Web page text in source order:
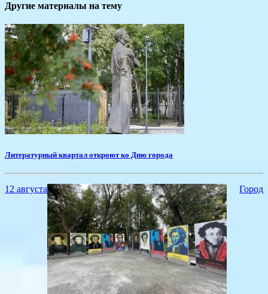
Другие материалы на тему
​Литературный квартал откроют ко Дню города
12 августа Город